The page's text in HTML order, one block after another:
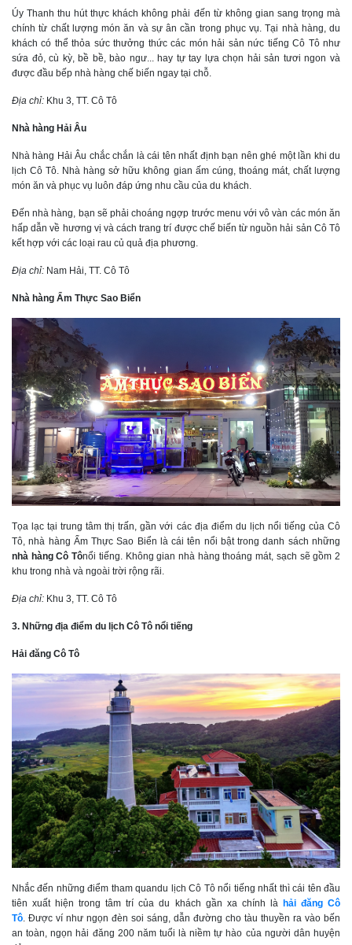
Úy Thanh thu hút thực khách không phải đến từ không gian sang trọng mà
chính từ chất lượng món ăn và sự ân cần trong phục vụ. Tại nhà hàng, du
khách có thể thỏa sức thưởng thức các món hải sản nức tiếng Cô Tô như
sứa đỏ, cù kỳ, bề bề, bào ngư... hay tự tay lựa chọn hải sản tươi ngon và
được đầu bếp nhà hàng chế biến ngay tại chỗ.
Địa chỉ: Khu 3, TT. Cô Tô
Nhà hàng Hải Âu
Nhà hàng Hải Âu chắc chắn là cái tên nhất định bạn nên ghé một lần khi du
lịch Cô Tô. Nhà hàng sở hữu không gian ấm cúng, thoáng mát, chất lượng
món ăn và phục vụ luôn đáp ứng nhu cầu của du khách.
Đến nhà hàng, bạn sẽ phải choáng ngợp trước menu với vô vàn các món ăn
hấp dẫn về hương vị và cách trang trí được chế biến từ nguồn hải sản Cô Tô
kết hợp với các loại rau củ quả địa phương.
Địa chỉ: Nam Hải, TT. Cô Tô
Nhà hàng Ẩm Thực Sao Biển
Tọa lạc tại trung tâm thị trấn, gần với các địa điểm du lịch nổi tiếng của Cô
Tô, nhà hàng Ẩm Thực Sao Biển là cái tên nổi bật trong danh sách những
nhà hàng Cô Tônổi tiếng. Không gian nhà hàng thoáng mát, sạch sẽ gồm 2
khu trong nhà và ngoài trời rộng rãi.
Địa chỉ: Khu 3, TT. Cô Tô
3. Những địa điểm du lịch Cô Tô nổi tiếng
Hải đăng Cô Tô
Nhắc đến những điểm tham quandu lịch Cô Tô nổi tiếng nhất thì cái tên đầu
tiên xuất hiện trong tâm trí của du khách gần xa chính là hải đăng Cô
Tô. Được ví như ngọn đèn soi sáng, dẫn đường cho tàu thuyền ra vào bến
an toàn, ngọn hải đăng 200 năm tuổi là niềm tự hào của người dân huyện